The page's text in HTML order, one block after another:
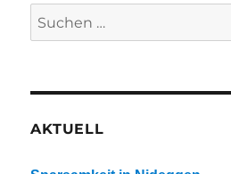
Suchen
nach:
AKTUELL